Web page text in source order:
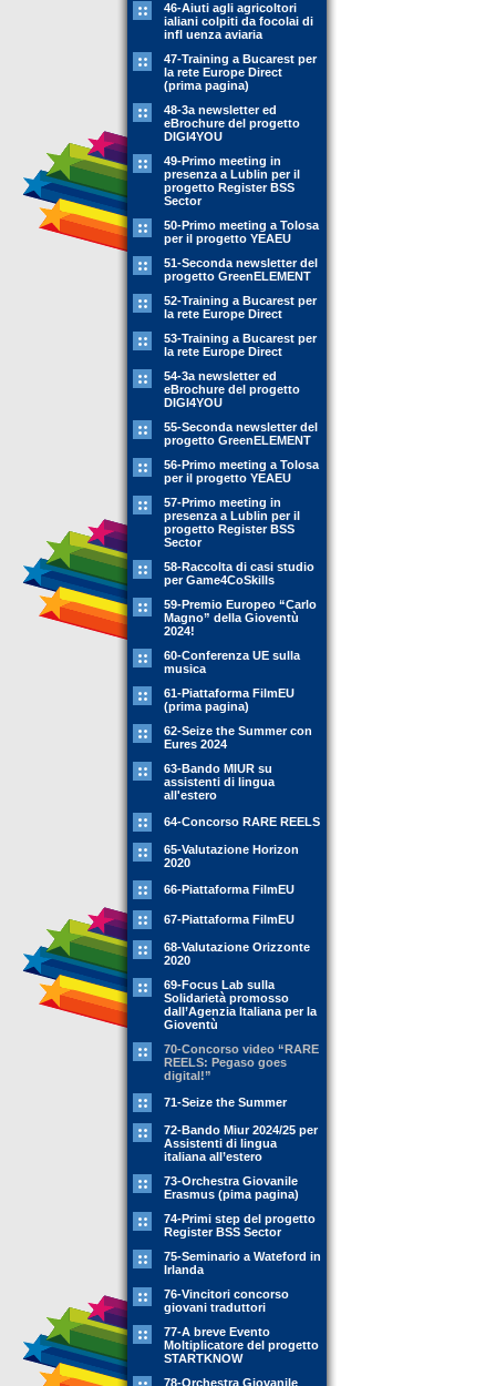
46-Aiuti agli agricoltori
ialiani colpiti da focolai di
infl uenza aviaria
47-Training a Bucarest per
la rete Europe Direct
(prima pagina)
48-3a newsletter ed
eBrochure del progetto
DIGI4YOU
49-Primo meeting in
presenza a Lublin per il
progetto Register BSS
Sector
50-Primo meeting a Tolosa
per il progetto YEAEU
51-Seconda newsletter del
progetto GreenELEMENT
52-Training a Bucarest per
la rete Europe Direct
53-Training a Bucarest per
la rete Europe Direct
54-3a newsletter ed
eBrochure del progetto
DIGI4YOU
55-Seconda newsletter del
progetto GreenELEMENT
56-Primo meeting a Tolosa
per il progetto YEAEU
57-Primo meeting in
presenza a Lublin per il
progetto Register BSS
Sector
58-Raccolta di casi studio
per Game4CoSkills
59-Premio Europeo “Carlo
Magno” della Gioventù
2024!
60-Conferenza UE sulla
musica
61-Piattaforma FilmEU
(prima pagina)
62-Seize the Summer con
Eures 2024
63-Bando MIUR su
assistenti di lingua
all'estero
64-Concorso RARE REELS
65-Valutazione Horizon
2020
66-Piattaforma FilmEU
67-Piattaforma FilmEU
68-Valutazione Orizzonte
2020
69-Focus Lab sulla
Solidarietà promosso
dall’Agenzia Italiana per la
Gioventù
70-Concorso video “RARE
REELS: Pegaso goes
digital!”
71-Seize the Summer
72-Bando Miur 2024/25 per
Assistenti di lingua
italiana all’estero
73-Orchestra Giovanile
Erasmus (pima pagina)
74-Primi step del progetto
Register BSS Sector
75-Seminario a Wateford in
Irlanda
76-Vincitori concorso
giovani traduttori
77-A breve Evento
Moltiplicatore del progetto
STARTKNOW
78-Orchestra Giovanile